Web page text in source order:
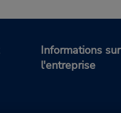
Informations sur
l'entreprise